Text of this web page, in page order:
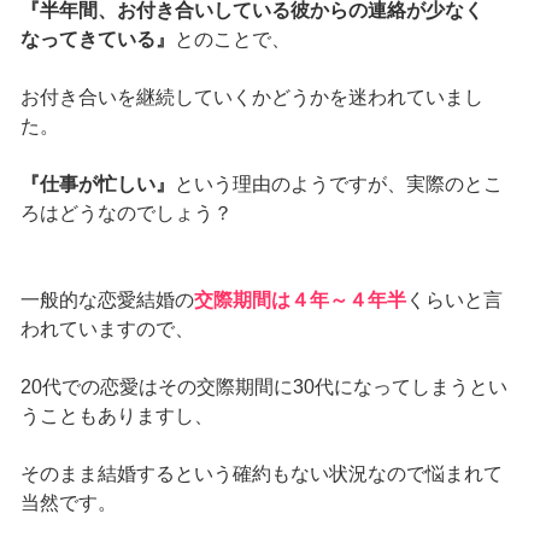
『半年間、お付き合いしている彼からの連絡が少なく
なってきている』
とのことで、
お付き合いを継続していくかどうかを迷われていまし
た。
『仕事が忙しい』
という理由のようですが、実際のとこ
ろはどうなのでしょう？
一般的な恋愛結婚の交際期間は４年～４年半くらいと言
われていますので、
20代での恋愛はその交際期間に30代になってしまうとい
うこともありますし、
そのまま結婚するという確約もない状況なので悩まれて
当然です。